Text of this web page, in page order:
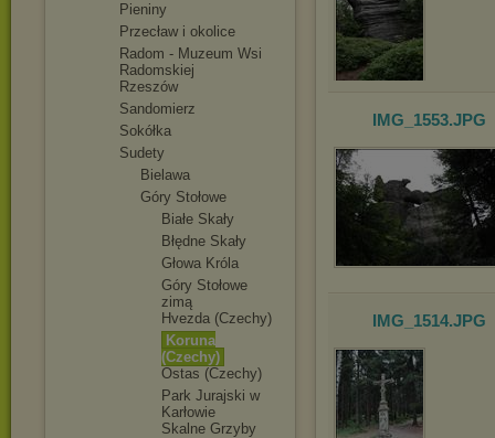
Pieniny
Przecław i okolice
Radom - Muzeum Wsi
Radomskiej
Rzeszów
Sandomierz
Sokółka
Sudety
Bielawa
Góry Stołowe
Białe Skały
Błędne Skały
Głowa Króla
Góry Stołowe
zimą
Hvezda (Czechy)
Koruna
(Czechy)
Ostas (Czechy)
Park Jurajski w
Karłowie
Skalne Grzyby
IMG_1553.JPG
IMG_1514.JPG